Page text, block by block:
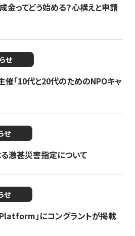
金ってどう始める？心構えと申請
せ
催「10代と20代のためのNPOキャ
せ
激甚災害指定について
せ
」にコングラントが掲載